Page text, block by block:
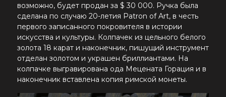
возможно, будет продан за $ 30 000. Ручка была
сделана по случаю 20-летия Patron of Art, в честь
первого записанного покровителя в истории
искусства и культуры. Колпачек из цельного белого
золота 18 карат и наконечник, пишущий инструмент
отделан золотом и украшен бриллиантами. На
колпачке выгравирована ода Мецената Горация и в
наконечник вставлена копия римской монеты.